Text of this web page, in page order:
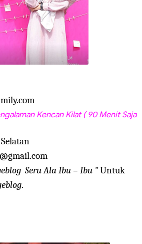
Kencan Kilat ( 90 Menit Saja
Seru Ala Ibu – Ibu "Untuk
.